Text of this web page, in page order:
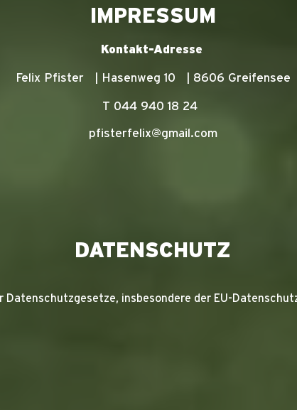
IMPRESSUM
Kontakt-Adresse
Felix Pfister | Hasenweg 10 | 8606 Greifensee
T 044 940 18 24
pfisterfelix@gmail.com
DATENSCHUTZ
insbesondere der EU-